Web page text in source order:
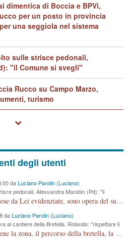
dimentica di Boccia e BPVi,
per un posto in provincia
una seggiola nel sistema
sulle strisce pedonali,
"il Comune si svegli"
Rucco su Campo Marzo,
turismo
degli utenti
daLuciano Parolin (Luciano)
pedonali, Alessandra Marobin (Pd): "il
Consigliera Marobin, tutte le cose da Lei evidenziate, sono opera del suo ex Assessore e compagno di Partito Antonio Marco Dalla Pozza Assessore alla "progettazione" di piste ciclabili e altre porcherie. A lui manderei il conto da saldare per incidenti e danni alle persone. E' ora che "finiamola." Avete perso rassegnatevi. qui IL SINDACO RUCCO NON C'ENTRA PER NIENTE. CAPITO!!!!!!!! Amen.
daLuciano Parolin (Luciano)
al cantiere della Bretella. Rolando: "rispettare il
Caro fratuck, conosco molto bene la zona, il percorso della bretella, la situazione dei cittadini, abito in Viale Trento. A partire dal 2003 ho partecipato al Comitato di Maddalene pro bretella, e a riunioni propositive per apportare modifiche al progetto. Numerose mie foto del territorio sono arrivate a Roma, altri miei interventi (non graditi dalla Sx) sono stati pubblicati dal GdV, assieme ad altri come Ciro Asproso, ora favorevole alla bretella. Ho partecipato alla raccolta firme per la chiusura della strada x 5 giorni eseguita dal Sindaco Hullwech per sforamento 180 Micro/g. Pertanto come impegno per la tematica sono apposto con la coscienza. Ora il Progetto è partito, fine! Voglio dire che la nuova Giunta "comunale" non c'entra più. L'opera sarà "malauguratamente" eseguita, ma non con il mio placet. Il Consigliere Comunale dovrebbe capire che la campagna elettorale è finita, con buona pace di tutti. Quello che invece dovrebbe interessare è la proprietà della strada, dall'uscita autostradale Ovest, sino alla Rotatoria dell'Albara, vi sono tre possessori: Autostrade SpA; La Provincia, il Comune. Come la mettiamo per il futuro ? I costi, da 50 sono saliti a 100 milioni di € come dire 20 milioni a KM (!) da non credere. Comunque si farà. Ma nessuno canti Vittoria, anzi meglio non farne un ulteriore fatto "partitico" per questioni elettorali o di seggio. Se mi manda la sua mail, sono disponibile ad inviare i documenti e le foto sopra descritte. Con ossequi, Luciano Parolin